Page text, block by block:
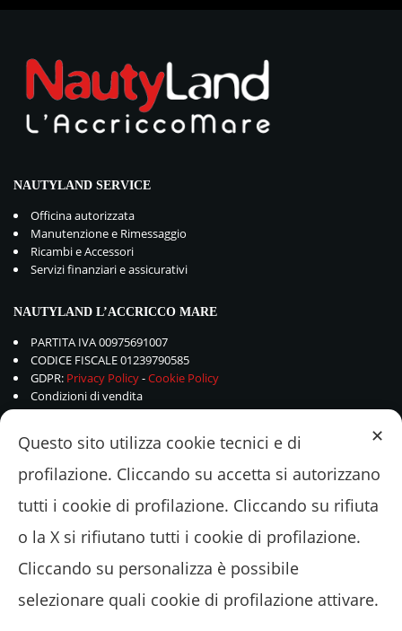
NAUTYLAND SERVICE
Officina autorizzata
Manutenzione e Rimessaggio
Ricambi e Accessori
Servizi finanziari e assicurativi
NAUTYLAND L’ACCRICCO MARE
PARTITA IVA 00975691007
CODICE FISCALE 01239790585
GDPR: Privacy Policy-Cookie Policy
Condizioni di vendita
✕
Questo sito utilizza cookie tecnici e di
profilazione. Cliccando su accetta si autorizzano
tutti i cookie di profilazione. Cliccando su rifiuta
o la X si rifiutano tutti i cookie di profilazione.
Cliccando su personalizza è possibile
selezionare quali cookie di profilazione attivare.